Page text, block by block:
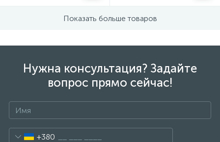
Показать больше товаров
Нужна консультация? Задайте
вопрос прямо сейчас!
+380